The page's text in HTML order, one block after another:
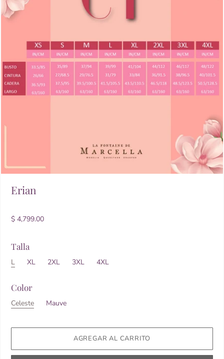
Erian
$ 4,799.00
Talla
L XL 2XL 3XL 4XL
Color
Celeste Mauve